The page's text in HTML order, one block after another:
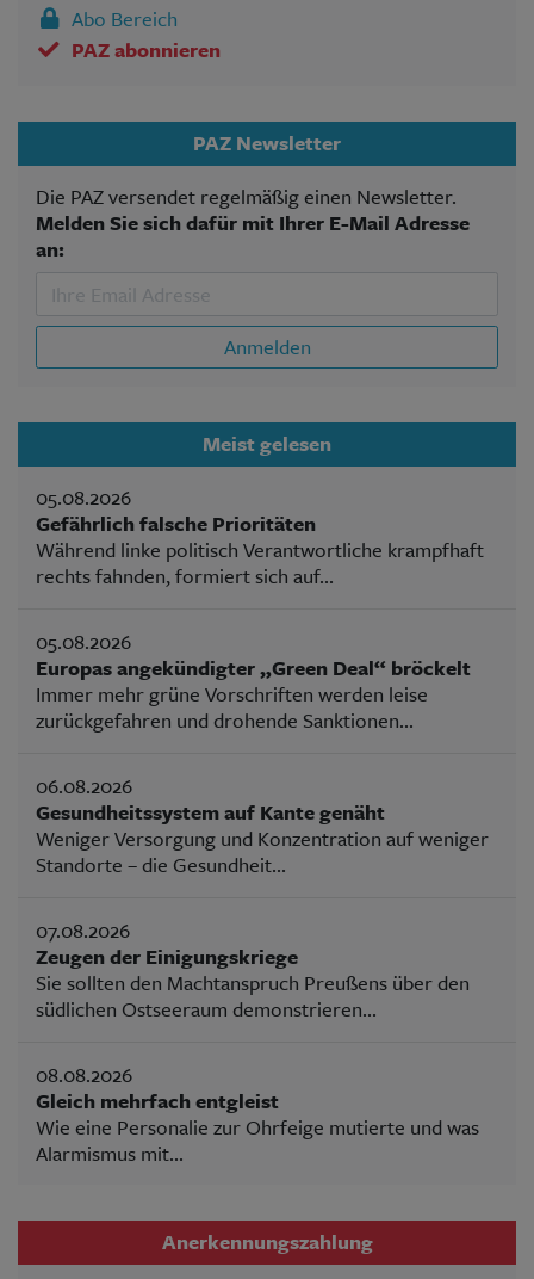
Abo Bereich
PAZ abonnieren
PAZ Newsletter
Die PAZ versendet regelmäßig einen Newsletter.
Melden Sie sich dafür mit Ihrer E-Mail Adresse
an:
Anmelden
Meist gelesen
05.08.2026
Gefährlich falsche Prioritäten
Während linke politisch Verantwortliche krampfhaft
rechts fahnden, formiert sich auf...
05.08.2026
Europas angekündigter „Green Deal“ bröckelt
Immer mehr grüne Vorschriften werden leise
zurückgefahren und drohende Sanktionen...
06.08.2026
Gesundheitssystem auf Kante genäht
Weniger Versorgung und Konzentration auf weniger
Standorte – die Gesundheit...
07.08.2026
Zeugen der Einigungskriege
Sie sollten den Machtanspruch Preußens über den
südlichen Ostseeraum demonstrieren...
08.08.2026
Gleich mehrfach entgleist
Wie eine Personalie zur Ohrfeige mutierte und was
Alarmismus mit...
Anerkennungszahlung